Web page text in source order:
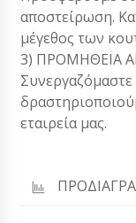
αποστείρωση.
μέγεθος των
3) ΠΡΟΜΗΘΕΙΑ
εταιρεία μας.